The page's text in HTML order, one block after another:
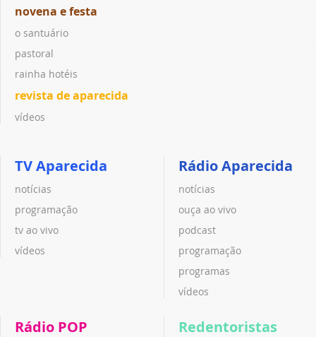
novena e festa
o santuário
pastoral
rainha hotéis
revista de aparecida
vídeos
TV Aparecida
notícias
programação
tv ao vivo
vídeos
Rádio Aparecida
notícias
ouça ao vivo
podcast
programação
programas
vídeos
Rádio POP Redentoristas